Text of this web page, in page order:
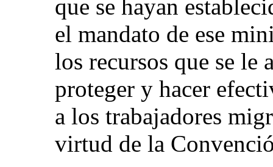
que se hayan
el mandato de ese
los recursos que se le
proteger y hacer
a los trabajadores
virtud de la